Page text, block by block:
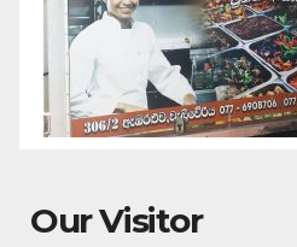
Our Visitor